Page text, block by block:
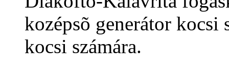
kozépsõ generátor kocsi
kocsi számára.